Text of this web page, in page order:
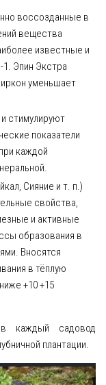
воссозданные в
вещества
известные и
Эпин Экстра
уменьшает
стимулируют
показатели
каждой
Сияние и т. п.)
свойства,
и активные
образования в
Вносятся
в тёплую
+10 +15
каждый садовод
плантации.